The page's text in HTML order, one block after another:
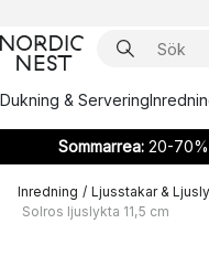
Dukning & Servering
Sommarrea:20-70%
Inredning / Ljusstakar &
Solros ljuslykta 11,5 cm